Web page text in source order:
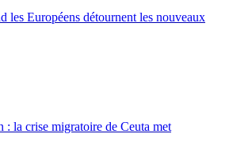
les Européens détournent les nouveaux
: la crise migratoire de Ceuta met